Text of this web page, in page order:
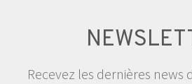
Recevez les dernières news